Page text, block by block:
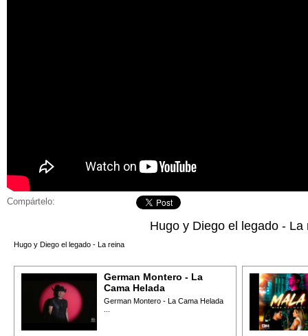
Compártelo:
Hugo y Diego el legado - La
Hugo y Diego el legado - La reina
German Montero - La
Cama Helada
German Montero - La Cama Helada